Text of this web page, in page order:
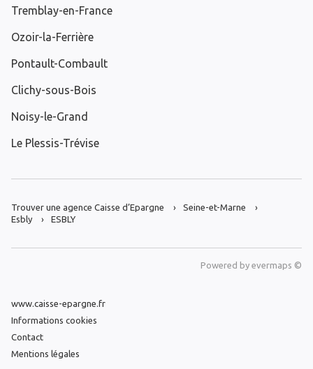
Tremblay-en-France
Ozoir-la-Ferrière
Pontault-Combault
Clichy-sous-Bois
Noisy-le-Grand
Le Plessis-Trévise
Trouver une agence Caisse d’Epargne
Seine-et-Marne
Esbly
ESBLY
Powered by evermaps ©
www.caisse-epargne.fr
Informations cookies
Contact
Mentions légales